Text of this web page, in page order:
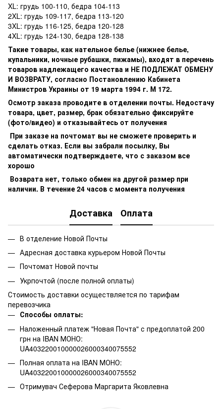
XL: грудь 100-110, бедра 104-113
2XL: грудь 109-117, бедра 113-120
3XL: грудь 116-125, бедра 120-128
4XL: грудь 124-130, бедра 128-138
Такие товары, как нательное белье (нижнее белье,
купальники, ночные рубашки, пижамы), входят в перечень
товаров надлежащего качества и НЕ ПОДЛЕЖАТ ОБМЕНУ
И ВОЗВРАТУ, согласно Постановлению Кабинета
Министров Украины от 19 марта 1994 г. М 172.
Осмотр заказа проводите в отделении почты. Недостачу
товара, цвет, размер, брак обязательно фиксируйте
(фото/видео) и отказывайтесь от получения
При заказе на почтомат вы не сможете проверить и
сделать отказ. Если вы забрали посылку, Вы
автоматически подтверждаете, что с заказом все
хорошо
Возврата нет, только обмен на другой размер при
наличии. В течение 24 часов с момента получения
Доставка Оплата
В отделение Новой Почты
Адресная доставка курьером Новой Почты
Почтомат Новой почты
Укрпочтой (после полной оплаты)
Стоимость доставки осуществляется по тарифам
перевозчика
Способы оплаты:
Наложенный платеж "Новая Почта" с предоплатой 200
грн на IBAN МОНО:
UA403220010000026000340075552
Полная оплата на IBAN МОНО:
UA403220010000026000340075552
Отримувач Сеферова Маргарита Яковлевна